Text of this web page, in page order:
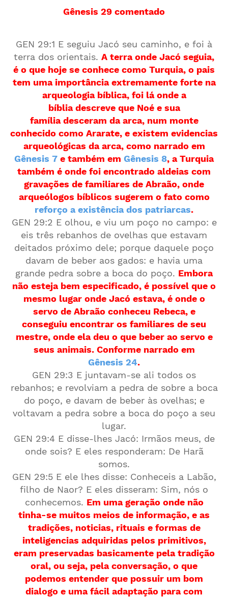
Gênesis 29 comentado
GEN 29:1 E seguiu Jacó seu caminho, e foi à
terra dos orientais. A terra onde Jacó seguia,
é o que hoje se conhece como Turquia, o pais
tem uma importância extremamente forte na
arqueologia bíblica, foi lá onde a
bíblia descreve que Noé e sua
família desceram da arca, num monte
conhecido como Ararate, e existem evidencias
arqueológicas da arca, como narrado em
Gênesis 7 e também em Gênesis 8, a Turquia
também é onde foi encontrado aldeias com
gravações de familiares de Abraão, onde
arqueólogos bíblicos sugerem o fato como
reforço a existência dos patriarcas.
GEN 29:2 E olhou, e viu um poço no campo: e
eis três rebanhos de ovelhas que estavam
deitados próximo dele; porque daquele poço
davam de beber aos gados: e havia uma
grande pedra sobre a boca do poço. Embora
não esteja bem especificado, é possível que o
mesmo lugar onde Jacó estava, é onde o
servo de Abraão conheceu Rebeca, e
conseguiu encontrar os familiares de seu
mestre, onde ela deu o que beber ao servo e
seus animais. Conforme narrado em
Gênesis 24.
GEN 29:3 E juntavam-se ali todos os
rebanhos; e revolviam a pedra de sobre a boca
do poço, e davam de beber às ovelhas; e
voltavam a pedra sobre a boca do poço a seu
lugar.
GEN 29:4 E disse-lhes Jacó: Irmãos meus, de
onde sois? E eles responderam: De Harã
somos.
GEN 29:5 E ele lhes disse: Conheceis a Labão,
filho de Naor? E eles disseram: Sim, nós o
conhecemos. Em uma geração onde não
tinha-se muitos meios de informação, e as
tradições, noticias, rituais e formas de
inteligencias adquiridas pelos primitivos,
eram preservadas basicamente pela tradição
oral, ou seja, pela conversação, o que
podemos entender que possuir um bom
dialogo e uma fácil adaptação para com